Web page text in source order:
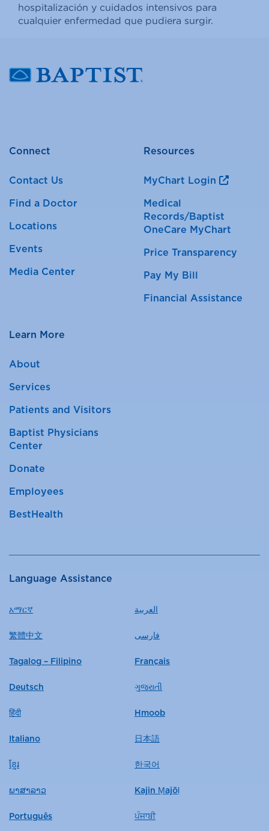
hospitalización y cuidados intensivos para
cualquier enfermedad que pudiera surgir.
Connect
Contact Us
Find a Doctor
Locations
Events
Media Center
Resources
MyChart Login
Medical
Records/Baptist
OneCare MyChart
Price Transparency
Pay My Bill
Financial Assistance
Learn More
About
Services
Patients and Visitors
Baptist Physicians
Center
Donate
Employees
BestHealth
Language Assistance
አማርኛ العربية
繁體中文 فارسی
Tagalog – Filipino Français
Deutsch ગુજરાતી
हिंदी Hmoob
Italiano 日本語
ខ្មែរ 한국어
ພາສາລາວ Kajin Ṃajōḷ
Português ਪੰਜਾਬੀ